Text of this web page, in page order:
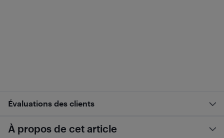
Évaluations des clients
À propos de cet article